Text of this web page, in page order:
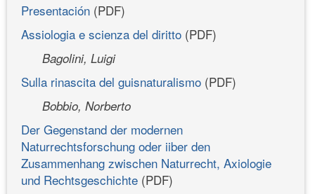
Presentación (PDF)
Assiologia e scienza del diritto (PDF)
Bagolini, Luigi
Sulla rinascita del guisnaturalismo (PDF)
Bobbio, Norberto
Der Gegenstand der modernen
Naturrechtsforschung oder iiber den
Zusammenhang zwischen Naturrecht, Axiologie
und Rechtsgeschichte (PDF)